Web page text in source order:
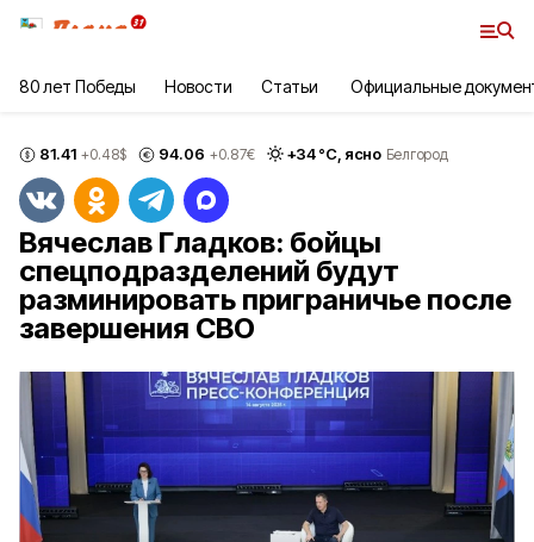
80 лет Победы Новости Статьи Официальные
81.41 +0.48$ 94.06 +0.87€ +34°С, ясно Белгород
Вячеслав Гладков: бойцы
спецподразделений будут
разминировать приграничье после
завершения СВО